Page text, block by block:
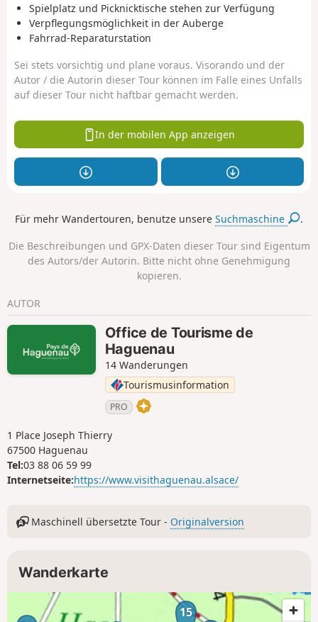
Spielplatz und Picknicktische stehen zur Verfügung
Verpflegungsmöglichkeit in der Auberge
Fahrrad-Reparaturstation
Sei stets vorsichtig und plane voraus. Visorando und der
Autor / die Autorin dieser Tour können im Falle eines Unfalls
auf dieser Tour nicht haftbar gemacht werden.
In der mobilen App anzeigen
Für mehr Wandertouren, benutze unsereSuchmaschine .
Die Beschreibungen und GPX-Daten dieser Tour sind Eigentum
des Autors/der Autorin. Bitte nicht ohne Genehmigung
kopieren.
AUTOR
Office de Tourisme de
Haguenau
14 Wanderungen
Tourismusinformation
PRO
1 Place Joseph Thierry
67500 Haguenau
Tel:03 88 06 59 99
Internetseite:https://www.visithaguenau.alsace/
Maschinell übersetzte Tour - Originalversion
Wanderkarte
15